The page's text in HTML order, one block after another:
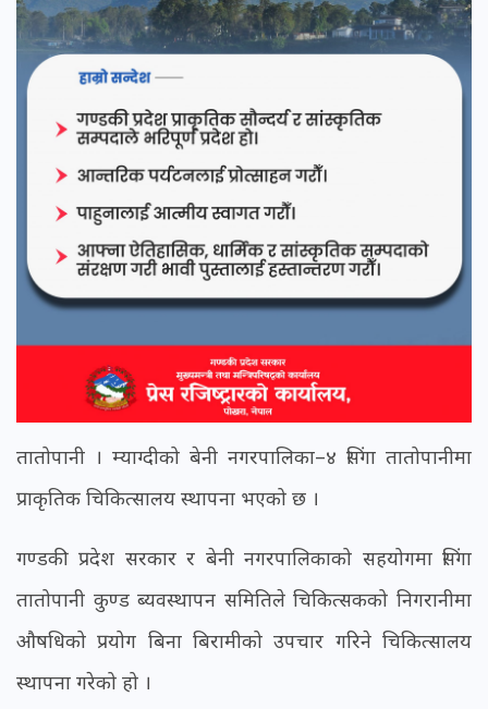
तातोपानी । म्याग्दीको बेनी नगरपालिका–४ सिंगा तातोपानीमा
प्राकृतिक चिकित्सालय स्थापना भएको छ ।
गण्डकी प्रदेश सरकार र बेनी नगरपालिकाको सहयोगमा सिंगा
तातोपानी कुण्ड ब्यवस्थापन समितिले चिकित्सकको निगरानीमा
औषधिको प्रयोग बिना बिरामीको उपचार गरिने चिकित्सालय
स्थापना गरेको हो ।